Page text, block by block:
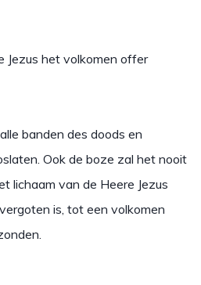
Jezus het volkomen offer
banden des doods en
Ook de boze zal het nooit
lichaam van de Heere Jezus
is, tot een volkomen